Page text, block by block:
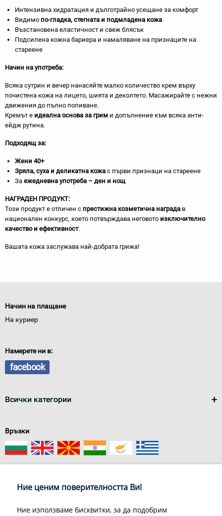
Интензивна хидратация и дълготрайно усещане за комфорт
Видимо по-гладка, стегната и подмладена кожа
Възстановена еластичност и свеж блясък
Подсилена кожна бариера и намаляване на признаците на
стареене
Начин на употреба:
Всяка сутрин и вечер нанасяйте малко количество крем върху
почистена кожа на лицето, шията и деколтето. Масажирайте с нежни
движения до пълно попиване.
Кремът е идеална основа за грим и допълнение към всяка анти-
ейдж рутина.
Подходящ за:
Жени 40+
Зряла, суха и деликатна кожа с първи признаци на стареене
За ежедневна употреба – ден и нощ
НАГРАДЕН ПРОДУКТ:
Този продукт е отличен с престижна козметична награда в
национален конкурс, което потвърждава неговото изключително
качество и ефективност.
Вашата кожа заслужава най-добрата грижа!
Начин на плащане
На куриер
Намерете ни в:
facebook
Всички категории
Връзки
За нас
Условия за доставка
Ние ценим поверителността Ви!
Ние използваме бисквитки, за да подобрим